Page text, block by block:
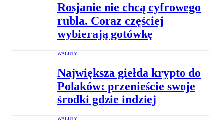
Rosjanie nie chcą cyfrowego
rubla. Coraz częściej
wybierają gotówkę
WALUTY
Największa giełda krypto do
Polaków: przenieście swoje
środki gdzie indziej
WALUTY